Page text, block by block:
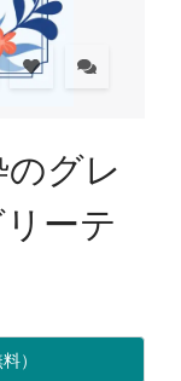
グレ
ーテ
）